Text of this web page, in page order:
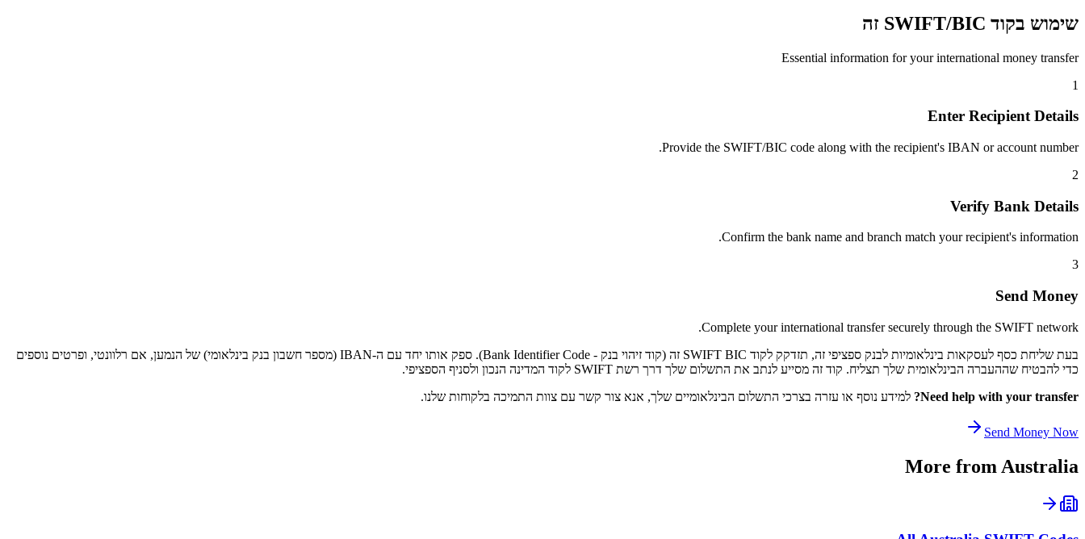
שימוש בקוד SWIFT/BIC זה
Essential information for your international money transfer
1
Enter Recipient Details
Provide the SWIFT/BIC code along with the recipient's IBAN or account number.
2
Verify Bank Details
Confirm the bank name and branch match your recipient's information.
3
Send Money
Complete your international transfer securely through the SWIFT network.
בעת שליחת כסף לעסקאות בינלאומיות לבנק ספציפי זה, תזדקק לקוד SWIFT BIC זה (קוד זיהוי בנק - Bank Identifier Code). ספק אותו יחד עם ה-IBAN (מספר חשבון בנק בינלאומי) של הנמען, אם רלוונטי, ופרטים נוספים
כדי להבטיח שההעברה הבינלאומית שלך תצליח. קוד זה מסייע לנתב את התשלום שלך דרך רשת SWIFT לקוד המדינה הנכון ולסניף הספציפי.
Need help with your transfer?
למידע נוסף או עזרה בצרכי התשלום הבינלאומיים שלך, אנא צור קשר עם צוות התמיכה בלקוחות שלנו.
Send Money Now
More from Australia